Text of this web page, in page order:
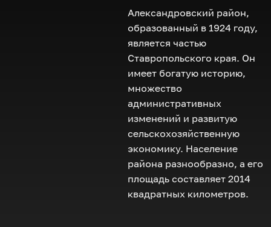
Александровский район,
образованный в 1924 году,
является частью
Ставропольского края. Он
имеет богатую историю,
множество
административных
изменений и развитую
сельскохозяйственную
экономику. Население
района разнообразно, а его
площадь составляет 2014
квадратных километров.